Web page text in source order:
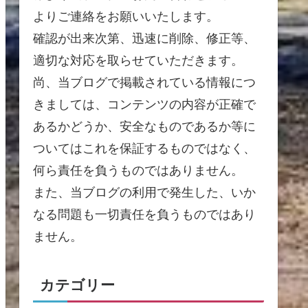
よりご連絡をお願いいたします。
確認が出来次第、迅速に削除、修正等、
適切な対応を取らせていただきます。
尚、当ブログで掲載されている情報につ
きましては、コンテンツの内容が正確で
あるかどうか、安全なものであるか等に
ついてはこれを保証するものではなく、
何ら責任を負うものではありません。
また、当ブログの利用で発生した、いか
なる問題も一切責任を負うものではあり
ません。
カテゴリー